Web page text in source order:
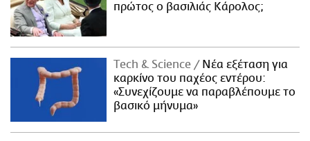
πρώτος ο βασιλιάς Κάρολος;
Τech & Science
Νέα εξέταση για
καρκίνο του παχέος εντέρου:
«Συνεχίζουμε να παραβλέπουμε το
βασικό μήνυμα»